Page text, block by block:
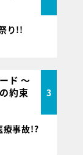
り!!
ド ～
約束
3
事故!?